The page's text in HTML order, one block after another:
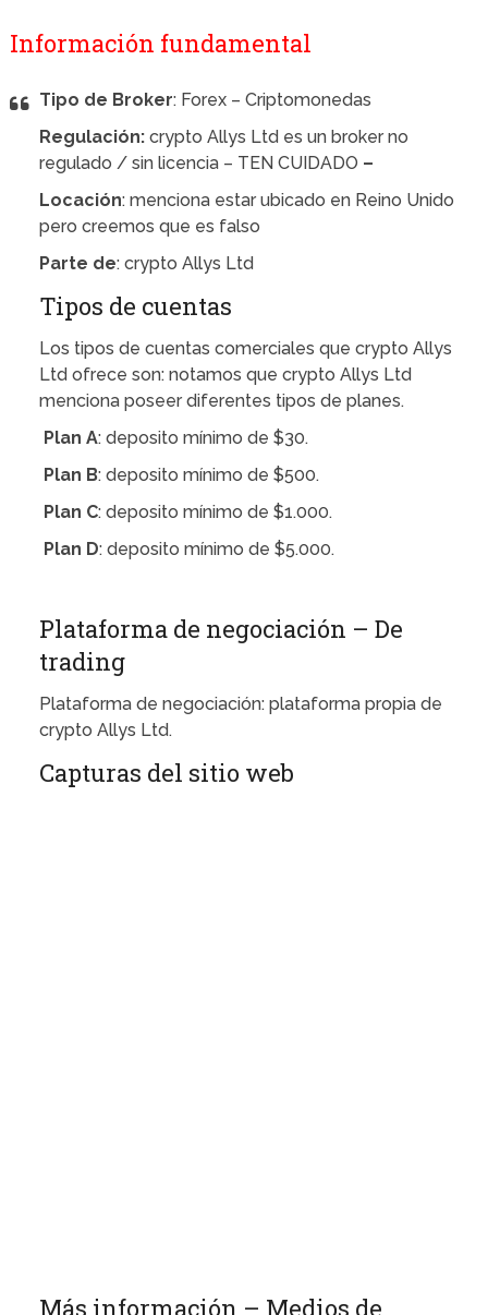
Información fundamental
Tipo de Broker: Forex – Criptomonedas
Regulación:crypto Allys Ltd es un broker no
regulado / sin licencia – TEN CUIDADO –
Locación: menciona estar ubicado en Reino Unido
pero creemos que es falso
Parte de: crypto Allys Ltd
Tipos de cuentas
Los tipos de cuentas comerciales que crypto Allys
Ltd ofrece son: notamos que crypto Allys Ltd
menciona poseer diferentes tipos de planes.
Plan A: deposito mínimo de $30.
Plan B: deposito mínimo de $500.
Plan C: deposito mínimo de $1.000.
Plan D: deposito mínimo de $5.000.
Plataforma de negociación – De
trading
Plataforma de negociación: plataforma propia de
crypto Allys Ltd.
Capturas del sitio web
Más información – Medios de